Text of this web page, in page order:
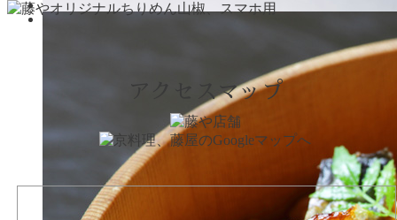
アクセスマップ